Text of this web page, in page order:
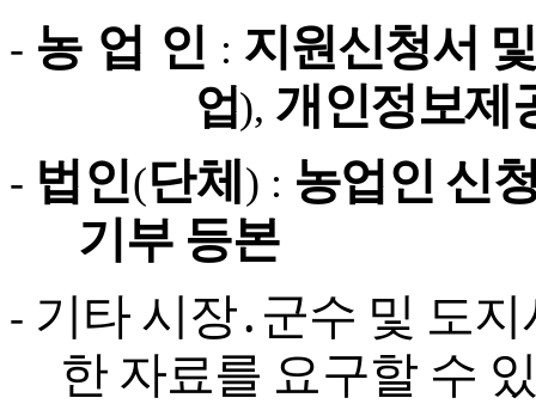
- 농 업 인 : 지 원신청서
업), 개인정보제
- 법인(단체 ) : 농업인 신
기부 등본
- 기타 시장․ 군수 및 도
한 자료를 요구할 수